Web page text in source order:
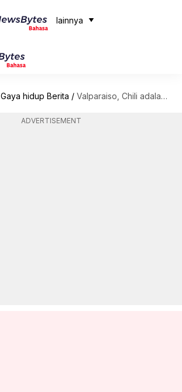
lainnya
Gaya hidup Berita / Valparaiso, Chili adalah kanvas seni jalanan perkotaan
ADVERTISEMENT